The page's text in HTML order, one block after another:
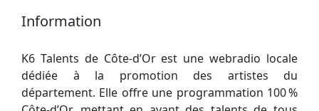
Information
K6 Talents de Côte-d’Or est une webradio locale
dédiée à la promotion des artistes du
département. Elle offre une programmation 100 %